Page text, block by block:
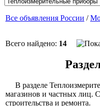
Все объявления России /
Всего найдено: 14
В разделе
магазинов и частных лиц.
строительства и ремонта.